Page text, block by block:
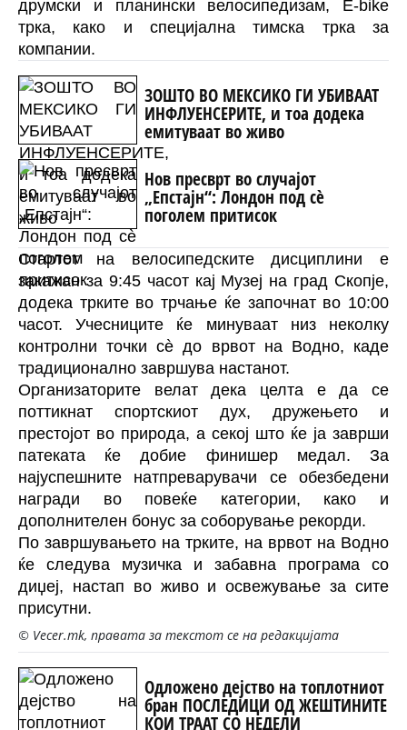
друмски и планински велосипедизам, Е-bike
трка, како и специјална тимска трка за
компании.
ЗОШТО ВО МЕКСИКО ГИ УБИВААТ
ИНФЛУЕНСЕРИТЕ, и тоа додека
емитуваат во живо
Нов пресврт во случајот
„Епстајн“: Лондон под сè
поголем притисок
Стартот на велосипедските дисциплини е
закажан за 9:45 часот кај Музеј на град Скопје,
додека трките во трчање ќе започнат во 10:00
часот. Учесниците ќе минуваат низ неколку
контролни точки сè до врвот на Водно, каде
традиционално завршува настанот.
Организаторите велат дека целта е да се
поттикнат спортскиот дух, дружењето и
престојот во природа, а секој што ќе ја заврши
патеката ќе добие финишер медал. За
најуспешните натпреварувачи се обезбедени
награди во повеќе категории, како и
дополнителен бонус за соборување рекорди.
По завршувањето на трките, на врвот на Водно
ќе следува музичка и забавна програма со
диџеј, настап во живо и освежување за сите
присутни.
© Vecer.mk, правата за текстот се на редакцијата
Одложено дејство на топлотниот
бран ПОСЛЕДИЦИ ОД ЖЕШТИНИТЕ
КОИ ТРААТ СО НЕДЕЛИ